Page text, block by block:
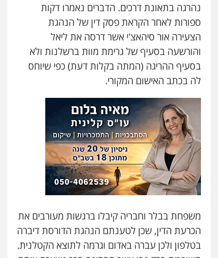
דוד אפרים משרד עורכי דין
פלילי צווארון לבן מס הכנסה
0506209859
עו"ד אשרף שחאדה
פלילי פשיעה חמורה
0549535659
עו"ד שנהב אילון
פלילי פשיעה חמורה חקירות ומעצרים
נוער עורכי דין לענייני אסירים תעבורה
0549475678
עו"ד אורנת קמרון
פלילי תעבורה עורכי דין לענייני אסירים
0505417090
עו"ד חמאדה מסרי
תעבורה
נהרגה בתאונת דרכים. הדברים נאמרו דקות
ספורות לאחר הקראת פסק דין של הנהגת
הצעירה אור סיהאצ'י אשר דרסה את ליאל
והורשעה בסעיף של גרימת מוות ברשלנות ולא
בסעיף ההריגה (המתה בקלות דעת) כפי שיוחס
לה בכתב האישום המקורי.
משפחת בבלר וחבריה קיבלו ברגשות מעורבים את
הכרעת הדין, שכן לטענתם הנהגת הדורסת דיברה
בטלפון ולכן עברה באדום וגרמה לתוצא הקטלנית.